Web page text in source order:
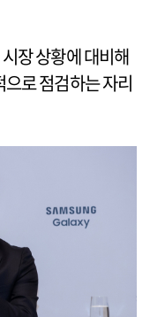
장 상황에 대비해
로 점검하는 자리